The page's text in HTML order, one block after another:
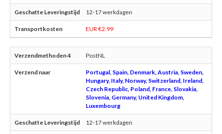
12-17 werkdagen
EUR €2.99
PostNL
Portugal, Spain, Denmark, Austria, Sweden,
Hungary, Italy, Norway, Switzerland, Ireland,
Czech Republic, Poland, France, Slovakia,
Slovenia, Germany, United Kingdom,
Luxembourg
12-17 werkdagen